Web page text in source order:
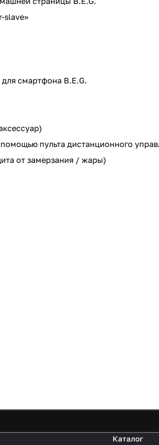
slave»
смартфона B.E.G.
пульта дистанционного
от замерзания / жары)
Каталог